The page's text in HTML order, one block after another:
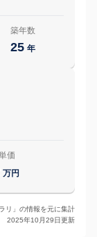
築年数
25 年
価
万円
リ」の情報を元に集計
2025年10月29日更新